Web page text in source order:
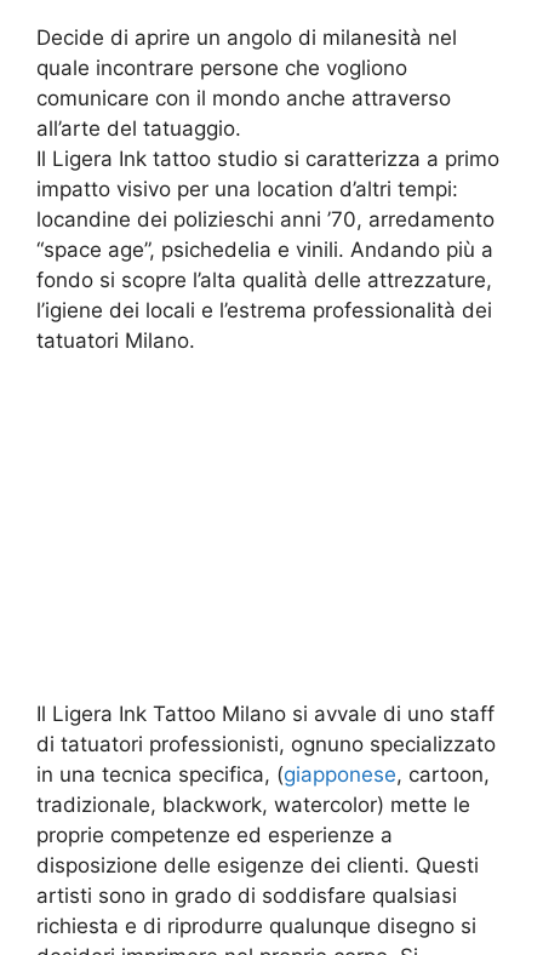
Decide di aprire un angolo di milanesità nel
quale incontrare persone che vogliono
comunicare con il mondo anche attraverso
all’arte del tatuaggio.
Il Ligera Ink tattoo studio si caratterizza a primo
impatto visivo per una location d’altri tempi:
locandine dei polizieschi anni ’70, arredamento
“space age”, psichedelia e vinili. Andando più a
fondo si scopre l’alta qualità delle attrezzature,
l’igiene dei locali e l’estrema professionalità dei
tatuatori Milano.
Il Ligera Ink Tattoo Milano si avvale di uno staff
di tatuatori professionisti, ognuno specializzato
in una tecnica specifica, (giapponese, cartoon,
tradizionale, blackwork, watercolor) mette le
proprie competenze ed esperienze a
disposizione delle esigenze dei clienti. Questi
artisti sono in grado di soddisfare qualsiasi
richiesta e di riprodurre qualunque disegno si